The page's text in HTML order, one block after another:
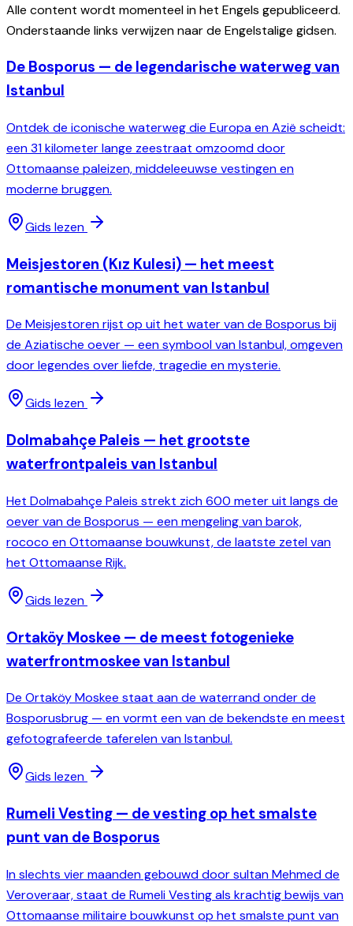
Alle content wordt momenteel in het Engels gepubliceerd.
Onderstaande links verwijzen naar de Engelstalige gidsen.
De Bosporus — de legendarische waterweg van
Istanbul
Ontdek de iconische waterweg die Europa en Azië scheidt:
een 31 kilometer lange zeestraat omzoomd door
Ottomaanse paleizen, middeleeuwse vestingen en
moderne bruggen.
Gids lezen
Meisjestoren (Kız Kulesi) — het meest
romantische monument van Istanbul
De Meisjestoren rijst op uit het water van de Bosporus bij
de Aziatische oever — een symbool van Istanbul, omgeven
door legendes over liefde, tragedie en mysterie.
Gids lezen
Dolmabahçe Paleis — het grootste
waterfrontpaleis van Istanbul
Het Dolmabahçe Paleis strekt zich 600 meter uit langs de
oever van de Bosporus — een mengeling van barok,
rococo en Ottomaanse bouwkunst, de laatste zetel van
het Ottomaanse Rijk.
Gids lezen
Ortaköy Moskee — de meest fotogenieke
waterfrontmoskee van Istanbul
De Ortaköy Moskee staat aan de waterrand onder de
Bosporusbrug — en vormt een van de bekendste en meest
gefotografeerde taferelen van Istanbul.
Gids lezen
Rumeli Vesting — de vesting op het smalste
punt van de Bosporus
In slechts vier maanden gebouwd door sultan Mehmed de
Veroveraar, staat de Rumeli Vesting als krachtig bewijs van
Ottomaanse militaire bouwkunst op het smalste punt van